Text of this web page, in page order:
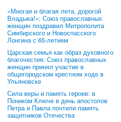
«Многая и благая лета, дорогой
Владыка!»: Союз православных
женщин поздравил Митрополита
Симбирского и Новоспасского
Лонгина с 65-летием
Царская семья как образ духовного
благочестия: Союз православных
женщин принял участие в
общегородском крестном ходе в
Ульяновске
Сила веры и память героев: в
Поником Ключе в день апостолов
Петра и Павла почтили память
защитников Отечества